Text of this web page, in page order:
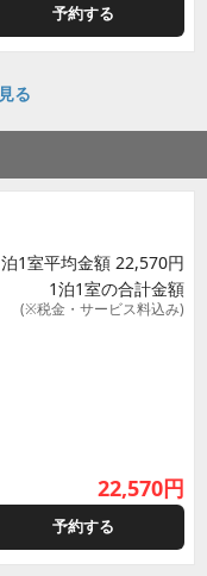
予約する
る
1室平均金額 22,570円
1泊1室の合計金額
(※税金・サービス料込み)
22,570円
予約する